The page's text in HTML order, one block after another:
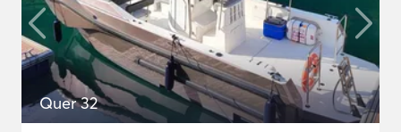
Quer 32